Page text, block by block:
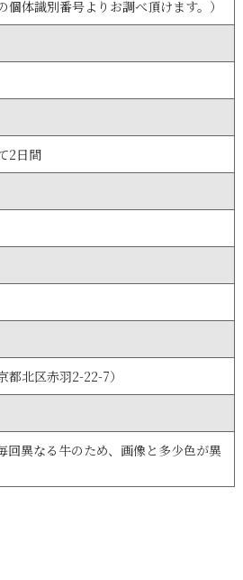
体識別番号よりお調べ頂けます。）
2日間
都北区赤羽2-22-7）
異なる牛のため、画像と多少色が異